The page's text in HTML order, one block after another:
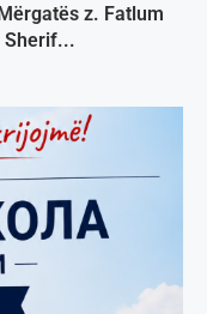
z. Fatlum
Sherif...